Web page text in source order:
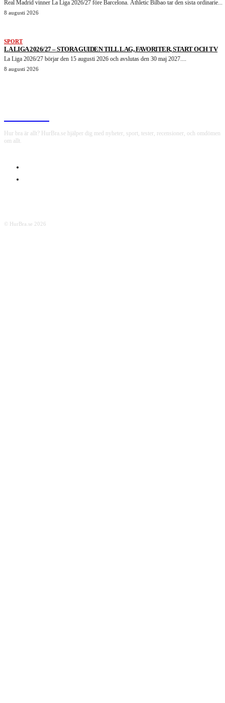
Real Madrid vinner La Liga 2026/27 före Barcelona. Athletic Bilbao tar den sista ordinarie...
8 augusti 2026
SPORT
LA LIGA 2026/27 – STORA GUIDEN TILL LAG, FAVORITER, START OCH TV
La Liga 2026/27 börjar den 15 augusti 2026 och avslutas den 30 maj 2027....
8 augusti 2026
Hur bra är allt? HurBra.se hjälper dig med nyheter, sport, tester, recensioner, och omdömen
om allt.
© HurBra.se 2026